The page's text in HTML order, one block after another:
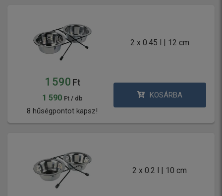
2 x 0.45 l | 12 cm
1 590 Ft
1 590 Ft / db
8 hűségpontot kapsz!
KOSÁRBA
2 x 0.2 l | 10 cm